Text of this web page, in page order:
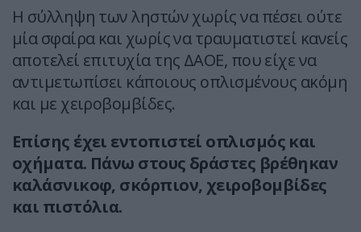
Η σύλληψη των ληστών χωρίς να πέσει ούτε
μία σφαίρα και χωρίς να τραυματιστεί κανείς
αποτελεί επιτυχία της ΔΑΟΕ, που είχε να
αντιμετωπίσει κάποιους οπλισμένους ακόμη
και με χειροβομβίδες.
Επίσης έχει εντοπιστεί οπλισμός και
οχήματα. Πάνω στους δράστες βρέθηκαν
καλάσνικοφ, σκόρπιον, χειροβομβίδες
και πιστόλια.